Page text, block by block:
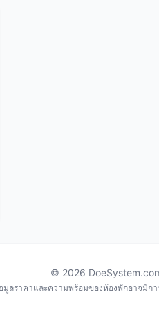
© 2026
มูลราคาและความพร้อมของห้องพักอาจมีก